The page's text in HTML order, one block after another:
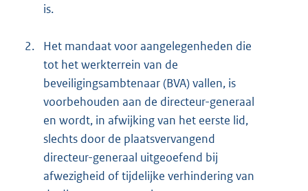
is.
2.
Het mandaat voor aangelegenheden die
tot het werkterrein van de
beveiligingsambtenaar (BVA) vallen, is
voorbehouden aan de directeur-generaal
en wordt, in afwijking van het eerste lid,
slechts door de plaatsvervangend
directeur-generaal uitgeoefend bij
afwezigheid of tijdelijke verhindering van